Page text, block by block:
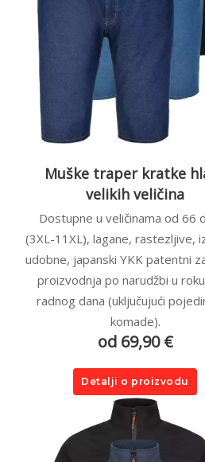
Muške traper kratke
velikih veličina
Dostupne u veličinama od 66
(3XL-11XL), lagane, rastezljive,
udobne, japanski YKK patentni
proizvodnja po narudžbi u
radnog dana (uključujući
komade).
od 69,90 €
Detalji o proizvodu